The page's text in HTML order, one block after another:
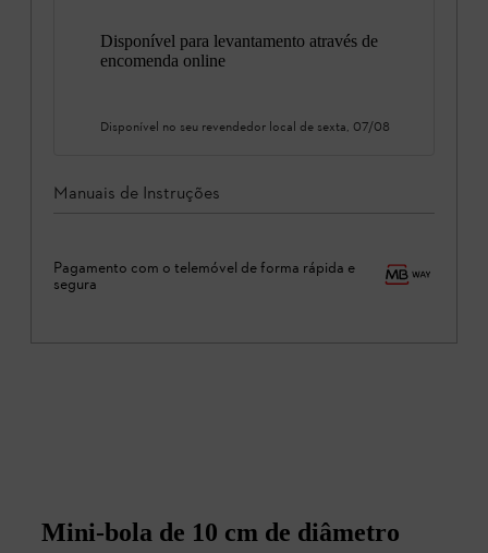
Disponível para levantamento através de
encomenda online
Disponível no seu revendedor local de sexta, 07/08
Manuais de Instruções
Pagamento com o telemóvel de forma rápida e
segura
Mini-bola de 10 cm de diâmetro